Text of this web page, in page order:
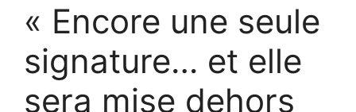
« Encore une seule
signature… et elle
sera mise dehors